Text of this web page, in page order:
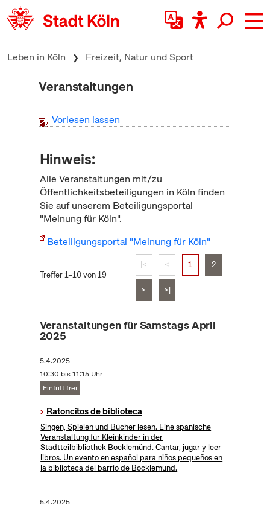
zum Inhalt springen
Leben in Köln Freizeit, Natur und Sport
Veranstaltungen
Vorlesen lassen
Hinweis:
Alle Veranstaltungen mit/zu
Öffentlichkeitsbeteiligungen in Köln finden
Sie auf unserem Beteiligungsportal
"Meinung für Köln".
Beteiligungsportal "Meinung für Köln"
Treffer 1–10 von 19
|< < 1 2
> >|
Veranstaltungen für Samstags April
2025
5.4.2025
10:30 bis 11:15 Uhr
Eintritt frei
Ratoncitos de biblioteca
Singen, Spielen und Bücher lesen. Eine spanische
Veranstaltung für Kleinkinder in der
Stadtteilbibliothek Bocklemünd. Cantar, jugar y leer
libros. Un evento en español para niños pequeños en
la biblioteca del barrio de Bocklemünd.
5.4.2025